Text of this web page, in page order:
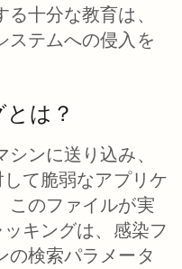
十分な教育は、
ステムへの侵入を
は？
ンに送り込み、
て脆弱なアプリケ
このファイルが実
キングは、感染フ
の検索パラメータ